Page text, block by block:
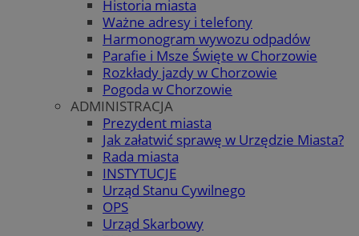
Historia miasta
Ważne adresy i telefony
Harmonogram wywozu odpadów
Parafie i Msze Święte w Chorzowie
Rozkłady jazdy w Chorzowie
Pogoda w Chorzowie
ADMINISTRACJA
Prezydent miasta
Jak załatwić sprawę w Urzędzie Miasta?
Rada miasta
INSTYTUCJE
Urząd Stanu Cywilnego
OPS
Urząd Skarbowy